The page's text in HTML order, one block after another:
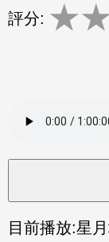
評分: ★★
目前播放:星